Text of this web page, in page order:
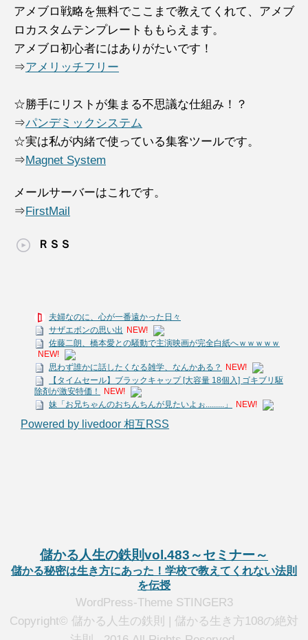
アメブロ戦略を無料でここまで教えてくれて、アメブ
ロカスタムテンプレートももらえます。
アメブロ初心者にはありがたいです！
⇒アメリッチフリー
☆勝手にリストが集まる不思議な仕組み！？
⇒パンデミックシステム
☆実は私が内緒で使っている集客ツールです。
⇒Magnet System
メールサーバーはこれです。
⇒FirstMail
ＲＳＳ
夫婦なのに、心が一番遠かった日々
サザエボンの思い出
NEW!
佐藤二朗、橋本愛との騒動で主演映画が完全白紙へｗｗｗｗｗ
NEW!
思わず誰かに話したくなる雑学、なんかある？
NEW!
【タイムセール】ブラックキャップ [大容量 18個入] ゴキブリ駆
除剤が激安特価！
NEW!
妹「お兄ちゃんのおちんちんが見たいよぉ.........」
NEW!
Powered by livedoor 相互RSS
儲かる人生の鉄則vol.483～セミナー～
儲かる秘密は生き方にあった！学校で教えてくれない法則
を伝授
WordPress-Theme STINGER3
Copyright© 儲かる人生の鉄則 | 儲かる生き方108の絶対